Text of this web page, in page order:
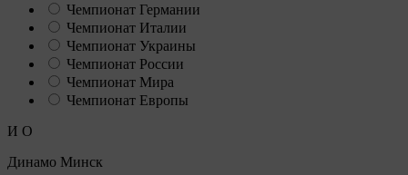
Чемпионат Германии
Чемпионат Италии
Чемпионат Украины
Чемпионат России
Чемпионат Мира
Чемпионат Европы
И О
Динамо Минск